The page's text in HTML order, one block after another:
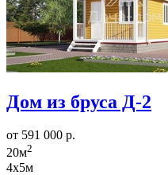
Дом из бруса Д-2
от 591 000 р.
20м2
4х5м